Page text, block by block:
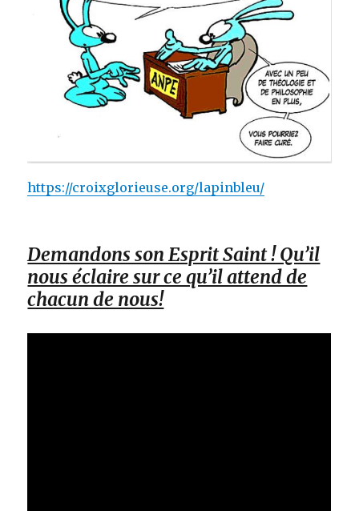
https://croixglorieuse.org/lapinbleu/
Demandons son Esprit Saint ! Qu’il
nous éclaire sur ce qu’il attend de
chacun de nous!